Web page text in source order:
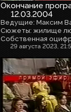
Окончание
12.03.2004
Ведущие: Максим
Сюжеты: жилище
Собственная
29 августа 2023,